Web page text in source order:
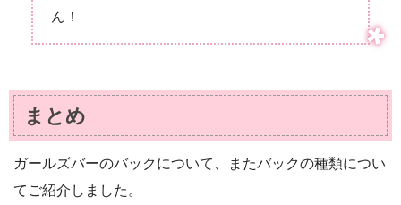
ん！
まとめ
ガールズバーのバックについて、またバックの種類につい
てご紹介しました。